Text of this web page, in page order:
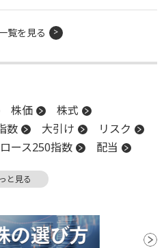
覧を見る
株価
株式
数
大引け
リスク
ース250指数
配当
利益確定売り
引け
押し目買い
後場 材料
と見る